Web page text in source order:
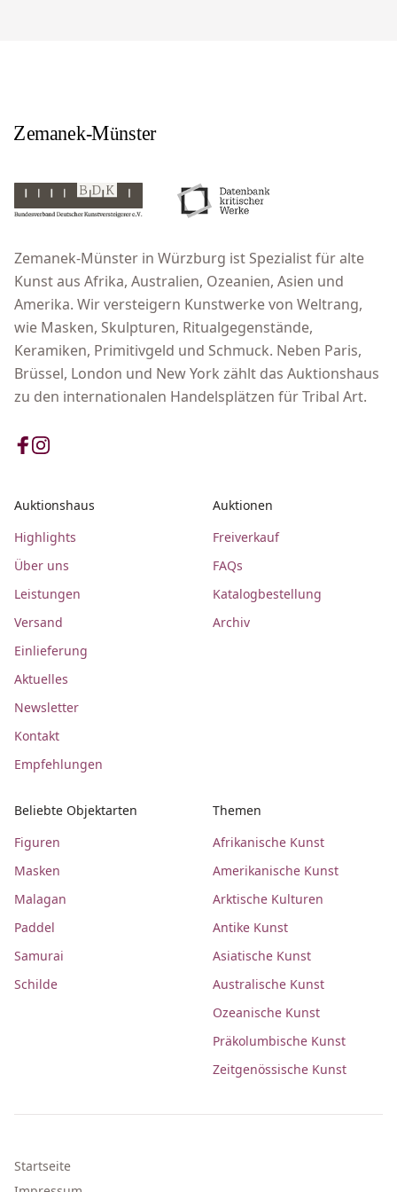
Zemanek-Münster in Würzburg ist Spezialist für alte
Kunst aus Afrika, Australien, Ozeanien, Asien und
Amerika. Wir versteigern Kunstwerke von Weltrang,
wie Masken, Skulpturen, Ritualgegenstände,
Keramiken, Primitivgeld und Schmuck. Neben Paris,
Brüssel, London und New York zählt das Auktionshaus
zu den internationalen Handelsplätzen für Tribal Art.
Auktionshaus
Highlights
Über uns
Leistungen
Versand
Einlieferung
Aktuelles
Newsletter
Kontakt
Empfehlungen
Auktionen
Freiverkauf
FAQs
Katalogbestellung
Archiv
Beliebte Objektarten
Figuren
Masken
Malagan
Paddel
Samurai
Schilde
Themen
Afrikanische Kunst
Amerikanische Kunst
Arktische Kulturen
Antike Kunst
Asiatische Kunst
Australische Kunst
Ozeanische Kunst
Präkolumbische Kunst
Zeitgenössische Kunst
Startseite